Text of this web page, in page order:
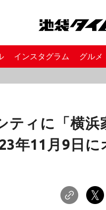
インスタグラム グルメ
ティに「横浜
年11月9日に